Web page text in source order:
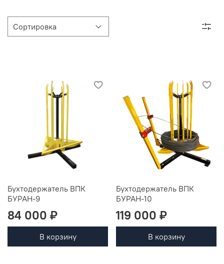
Бухтодержатель ВПК
БУРАН-9
84 000 ₽
В корзину
Бухтодержатель ВПК
БУРАН-10
119 000 ₽
В корзину